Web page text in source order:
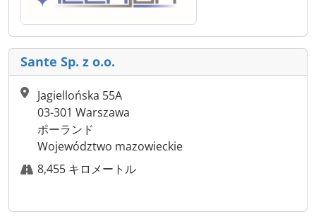
Sante Sp. z o.o.
Jagiellońska 55A
03-301 Warszawa
ポーランド
Województwo mazowieckie
8,455 キロメートル